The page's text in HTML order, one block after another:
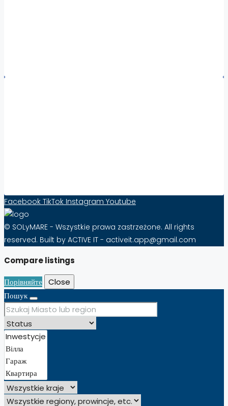
Facebook TikTok Instagram Youtube
© SOLyMARE - Wszystkie prawa zastrzeżone. All rights
reserved. Built by ACTIVE IT - activeit.app@gmail.com
Compare listings
Порівняйте
Close
Пошук